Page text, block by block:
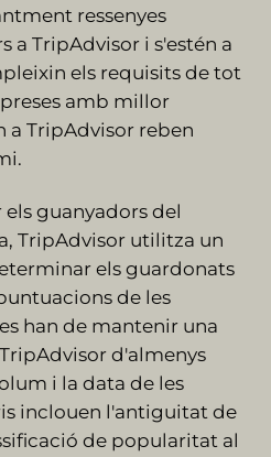
ressenyes
a TripAdvisor i s'estén a
els requisits de tot
amb millor
TripAdvisor reben
guanyadors del
TripAdvisor utilitza un
els guardonats
de les
han de mantenir una
d'almenys
i la data de les
inclouen l'antiguitat de
de popularitat al